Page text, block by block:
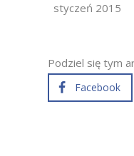
styczeń 2015
Podziel się tym
Facebook